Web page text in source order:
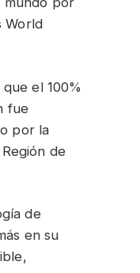
World
el 100%
fue
por la
de
de
en su